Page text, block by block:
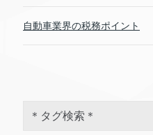
自動車業界の税務ポイント
＊タグ検索＊